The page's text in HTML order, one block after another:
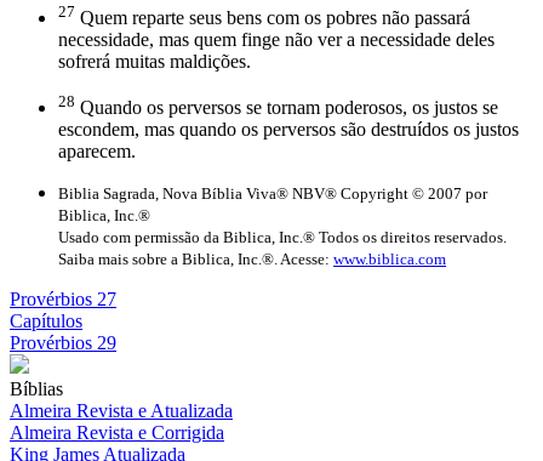
27 Quem reparte seus bens com os pobres não passará
necessidade, mas quem finge não ver a necessidade deles
sofrerá muitas maldições.
28 Quando os perversos se tornam poderosos, os justos se
escondem, mas quando os perversos são destruídos os justos
aparecem.
Biblia Sagrada, Nova Bíblia Viva® NBV® Copyright © 2007 por
Biblica, Inc.®
Usado com permissão da Biblica, Inc.® Todos os direitos reservados.
Saiba mais sobre a Biblica, Inc.®. Acesse: www.biblica.com
Provérbios 27
Capítulos
Provérbios 29
Bíblias
Almeira Revista e Atualizada
Almeira Revista e Corrigida
King James Atualizada